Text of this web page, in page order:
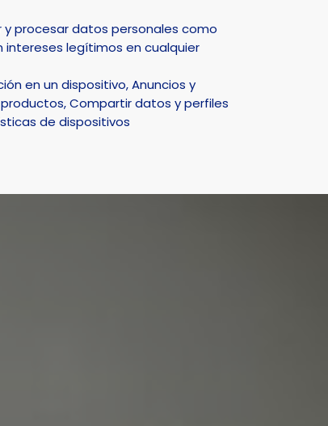
Select Language
NATURALEZA SMART CITY
procesar datos personales como
legítimos en cualquier
en un dispositivo, Anuncios y
Compartir datos y perfiles
de dispositivos